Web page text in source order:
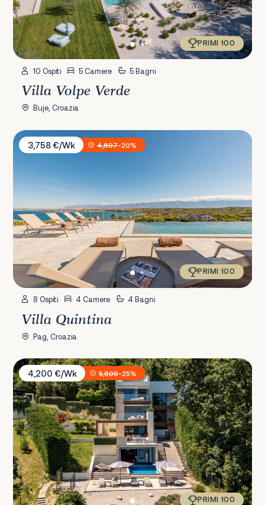
PRIMI 100
10 Ospiti 5 Camere 5 Bagni
Villa Volpe Verde
Buje, Croazia
Villa Quintina
3,758 €/Wk
4,697-20%
PRIMI 100
8 Ospiti 4 Camere 4 Bagni
Villa Quintina
Pag, Croazia
Villa AltaVista
4,200 €/Wk
5,600-25%
PRIMI 100